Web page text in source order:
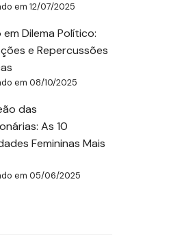
em 12/07/2025
em Dilema Político:
e Repercussões
em 08/10/2025
das
As 10
Femininas Mais
em 05/06/2025